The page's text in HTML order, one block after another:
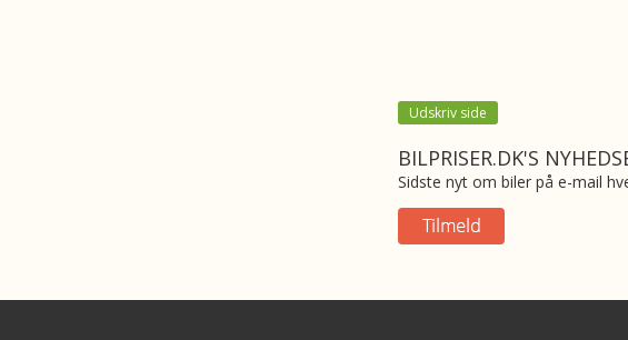
Udskriv side
BILPRISER.DK'S
Sidste nyt om biler på e-mail